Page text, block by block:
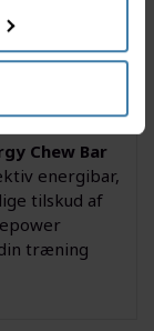
aktivitet,
tekstur
så du
Chew Bar
energibar,
tilskud af
træning